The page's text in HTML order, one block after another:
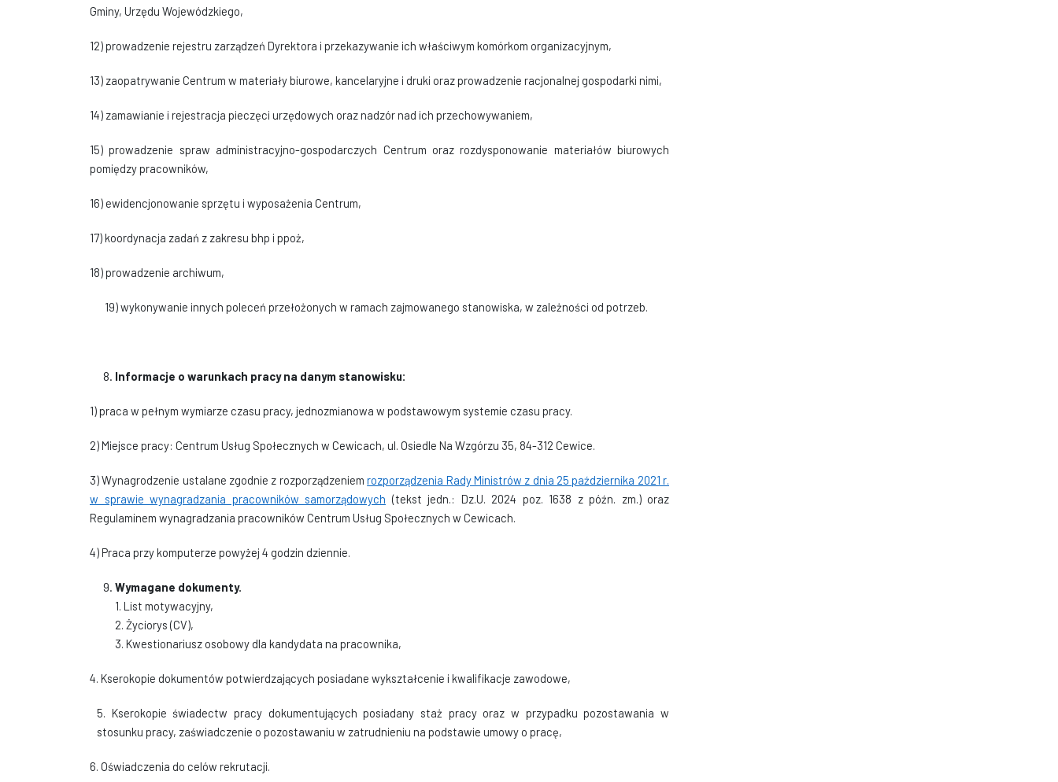
Gminy, Urzędu Wojewódzkiego,
12) prowadzenie rejestru zarządzeń Dyrektora i przekazywanie ich właściwym komórkom organizacyjnym,
13) zaopatrywanie Centrum w materiały biurowe, kancelaryjne i druki oraz prowadzenie racjonalnej gospodarki nimi,
14) zamawianie i rejestracja pieczęci urzędowych oraz nadzór nad ich przechowywaniem,
15) prowadzenie spraw administracyjno-gospodarczych Centrum oraz rozdysponowanie materiałów biurowych
pomiędzy pracowników,
16) ewidencjonowanie sprzętu i wyposażenia Centrum,
17) koordynacja zadań z zakresu bhp i ppoż,
18) prowadzenie archiwum,
19) wykonywanie innych poleceń przełożonych w ramach zajmowanego stanowiska, w zależności od potrzeb.
Informacje o warunkach pracy na danym stanowisku:
1) praca w pełnym wymiarze czasu pracy, jednozmianowa w podstawowym systemie czasu pracy.
2) Miejsce pracy: Centrum Usług Społecznych w Cewicach, ul. Osiedle Na Wzgórzu 35, 84-312 Cewice.
3) Wynagrodzenie ustalane zgodnie z rozporządzeniemrozporządzenia Rady Ministrów z dnia 25 października 2021 r.
w sprawie wynagradzania pracowników samorządowych (tekst jedn.: Dz.U. 2024 poz. 1638 z późn. zm.) oraz
Regulaminem wynagradzania pracowników Centrum Usług Społecznych w Cewicach.
4) Praca przy komputerze powyżej 4 godzin dziennie.
Wymagane dokumenty.
1. List motywacyjny,
2. Życiorys (CV),
3. Kwestionariusz osobowy dla kandydata na pracownika,
4. Kserokopie dokumentów potwierdzających posiadane wykształcenie i kwalifikacje zawodowe,
5. Kserokopie świadectw pracy dokumentujących posiadany staż pracy oraz w przypadku pozostawania w
stosunku pracy, zaświadczenie o pozostawaniu w zatrudnieniu na podstawie umowy o pracę,
6. Oświadczenia do celów rekrutacji.